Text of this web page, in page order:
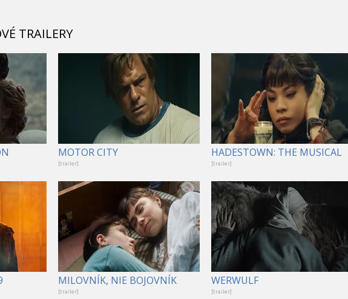
TRAILERY
MOTOR CITY
[trailer]
HADESTOWN: THE MUSICAL
[trailer]
MILOVNÍK, NIE BOJOVNÍK
[trailer]
WERWULF
[trailer]